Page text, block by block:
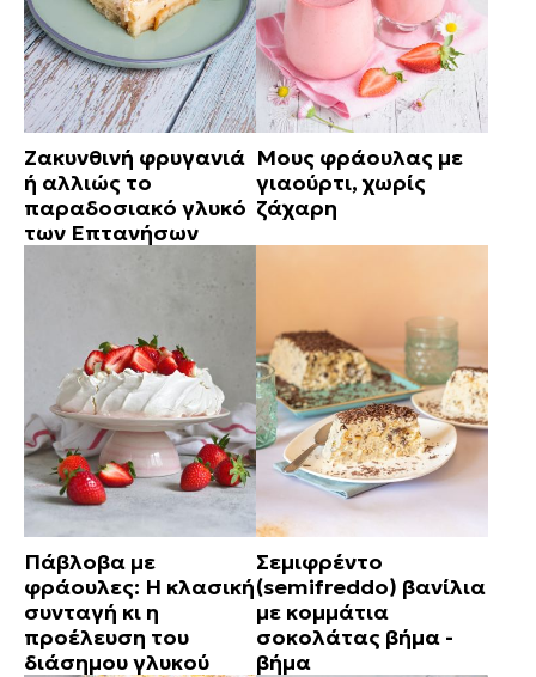
Ζακυνθινή φρυγανιά
ή αλλιώς το
παραδοσιακό γλυκό
των Επτανήσων
Μους φράουλας με
γιαούρτι, χωρίς
ζάχαρη
Πάβλοβα με
φράουλες: Η κλασική
συνταγή κι η
προέλευση του
διάσημου γλυκού
Σεμιφρέντο
(semifreddo) βανίλια
με κομμάτια
σοκολάτας βήμα -
βήμα